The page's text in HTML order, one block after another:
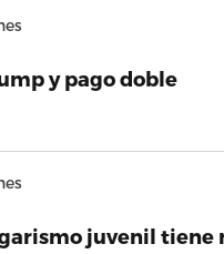
y pago doble
juvenil tiene